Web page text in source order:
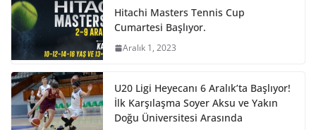
Hitachi Masters Tennis Cup
Cumartesi Başlıyor.
Aralık 1, 2023
U20 Ligi Heyecanı 6 Aralık’ta Başlıyor!
İlk Karşılaşma Soyer Aksu ve Yakın
Doğu Üniversitesi Arasında